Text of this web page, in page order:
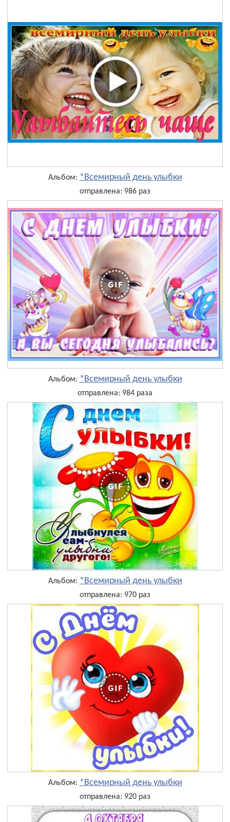
Альбом: *Всемирный день улыбки
отправлена: 986 раз
Альбом: *Всемирный день улыбки
отправлена: 984 раза
Альбом: *Всемирный день улыбки
отправлена: 970 раз
Альбом: *Всемирный день улыбки
отправлена: 920 раз